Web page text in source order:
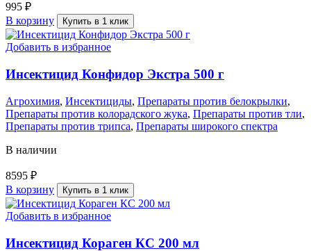
995 ₽
В корзину
Купить в 1 клик
Добавить в избранное
Инсектицид Конфидор Экстра 500 г
Агрохимия, Инсектициды, Препараты против белокрылки,
Препараты против колорадского жука, Препараты против тли,
Препараты против трипса, Препараты широкого спектра
В наличии
8595 ₽
В корзину
Купить в 1 клик
Добавить в избранное
Инсектицид Кораген КС 200 мл